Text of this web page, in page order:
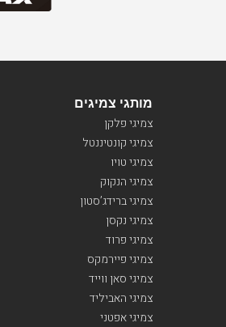
מותגי צמיגים
צמיגי פלקן
צמיגי קונטיננטל
צמיגי טויו
צמיגי הנקוק
צמיגי ברידג’סטון
צמיגי נקסן
צמיגי פרוד
צמיגי פיירמקס
צמיגי סאן ווייד
צמיגי האביליד
צמיגי אפטני